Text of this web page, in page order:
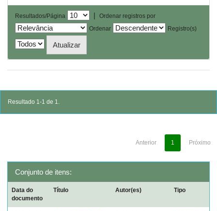
Resultados/Página |
Ordenar registros por
Ordenar
Registro(s)
Resultado 1-1 de 1.
Anterior 1 Próximo
Conjunto de itens:
Data do
documento
Título Autor(es) Tipo